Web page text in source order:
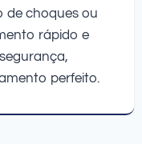
de choques ou
rápido e
perfeito.